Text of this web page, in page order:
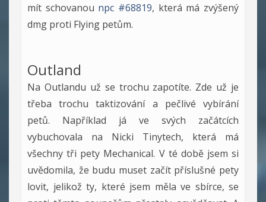
mít schovanou npc #68819, která má zvýšený
dmg proti Flying petům.
Outland
Na Outlandu už se trochu zapotíte. Zde už je
třeba trochu taktizování a pečlivé vybírání
petů. Například já ve svých začátcích
vybuchovala na Nicki Tinytech, která má
všechny tři pety Mechanical. V té době jsem si
uvědomila, že budu muset začít příslušné pety
lovit, jelikož ty, které jsem měla ve sbírce, se